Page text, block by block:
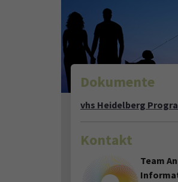
Dokumente
vhs Heidelberg
Kontakt
Team